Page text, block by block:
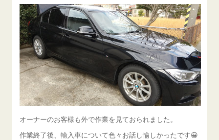
オーナーのお客様も外で作業を見ておられました。
作業終了後、輸入車について色々お話し愉しかったです😀